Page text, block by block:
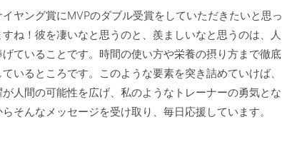
ヤング賞にMVPのダブル受賞をしていただきたいと思っ
ね！彼を凄いなと思うのと、羨ましいなと思うのは、人
ていることです。時間の使い方や栄養の摂り方まで徹底
いるところです。このような要素を突き詰めていけば、
人間の可能性を広げ、私のようなトレーナーの勇気とな